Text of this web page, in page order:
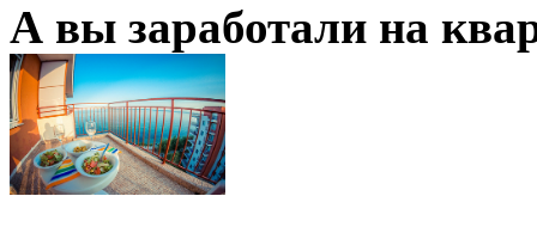
А вы заработали на